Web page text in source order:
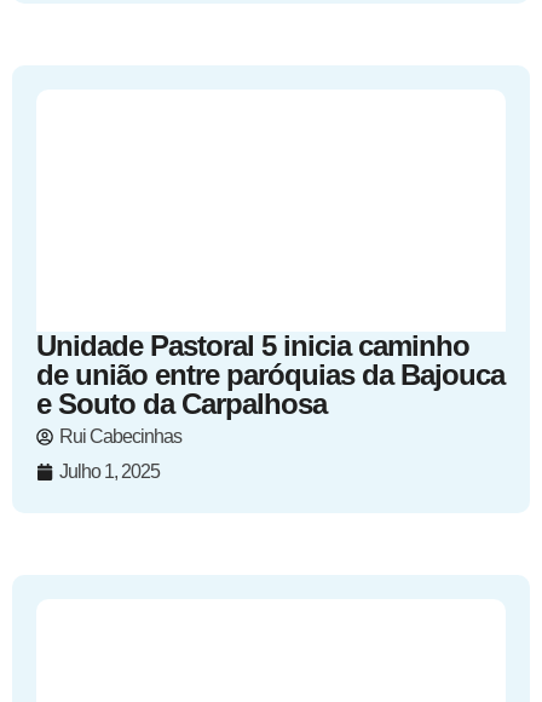
Unidade Pastoral 5 inicia caminho
de união entre paróquias da Bajouca
e Souto da Carpalhosa
Rui Cabecinhas
Julho 1, 2025